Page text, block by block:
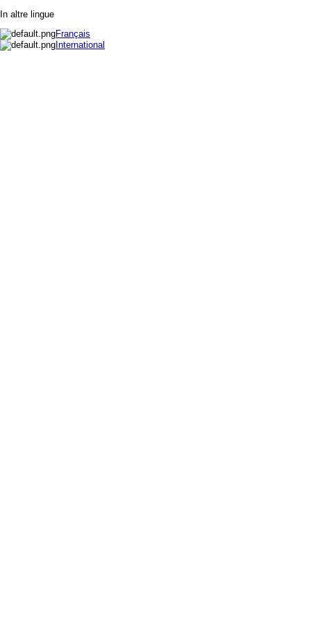
In altre lingue
Français
International